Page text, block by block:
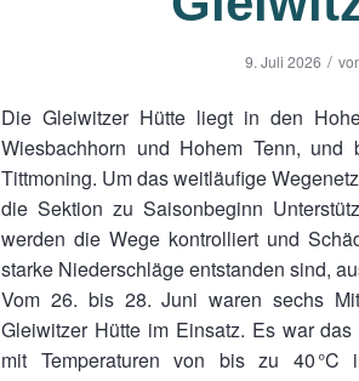
9. Juli 2026 /
Die Gleiwitzer Hütte liegt in den
Wiesbachhorn und Hohem Tenn,
Tittmoning. Um das weitläufige
die Sektion zu Saisonbeginn
werden die Wege kontrolliert und
starke Niederschläge entstanden sind,
Vom 26. bis 28. Juni waren sechs
Gleiwitzer Hütte im Einsatz. Es war
mit Temperaturen von bis zu 40 °C